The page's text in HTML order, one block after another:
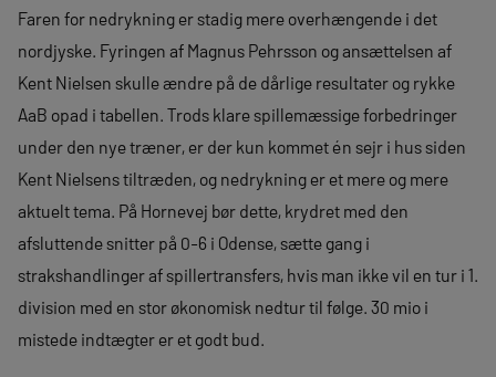
Faren for nedrykning er stadig mere overhængende i det
nordjyske. Fyringen af Magnus Pehrsson og ansættelsen af
Kent Nielsen skulle ændre på de dårlige resultater og rykke
AaB opad i tabellen. Trods klare spillemæssige forbedringer
under den nye træner, er der kun kommet én sejr i hus siden
Kent Nielsens tiltræden, og nedrykning er et mere og mere
aktuelt tema. På Hornevej bør dette, krydret med den
afsluttende snitter på 0-6 i Odense, sætte gang i
strakshandlinger af spillertransfers, hvis man ikke vil en tur i 1.
division med en stor økonomisk nedtur til følge. 30 mio i
mistede indtægter er et godt bud.